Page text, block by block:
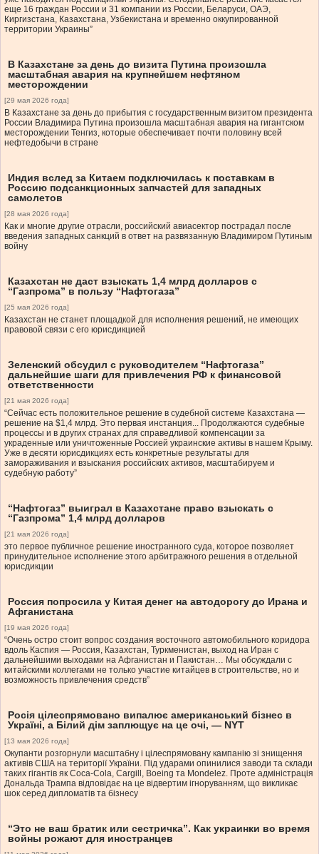
еще 16 граждан России и 31 компании из России, Беларуси, ОАЭ,
Киргизстана, Казахстана, Узбекистана и временно оккупированной
территории Украины”
В Казахстане за день до визита Путина произошла
масштабная авария на крупнейшем нефтяном
месторождении
[29 мая 2026 года]
В Казахстане за день до прибытия с государственным визитом президента
России Владимира Путина произошла масштабная авария на гигантском
месторождении Тенгиз, которые обеспечивает почти половину всей
нефтедобычи в стране
Индия вслед за Китаем подключилась к поставкам в
Россию подсанкционных запчастей для западных
самолетов
[28 мая 2026 года]
Как и многие другие отрасли, российский авиасектор пострадал после
введения западных санкций в ответ на развязанную Владимиром Путиным
войну
Казахстан не даст взыскать 1,4 млрд долларов с
“Газпрома” в пользу “Нафтогаза”
[25 мая 2026 года]
Казахстан не станет площадкой для исполнения решений, не имеющих
правовой связи с его юрисдикцией
Зеленский обсудил с руководителем “Нафтогаза”
дальнейшие шаги для привлечения РФ к финансовой
ответственности
[21 мая 2026 года]
“Сейчас есть положительное решение в судебной системе Казахстана —
решение на $1,4 млрд. Это первая инстанция... Продолжаются судебные
процессы и в других странах для справедливой компенсации за
украденные или уничтоженные Россией украинские активы в нашем Крыму.
Уже в десяти юрисдикциях есть конкретные результаты для
замораживания и взыскания российских активов, масштабируем и
судебную работу”
“Нафтогаз” выиграл в Казахстане право взыскать с
“Газпрома” 1,4 млрд долларов
[21 мая 2026 года]
это первое публичное решение иностранного суда, которое позволяет
принудительное исполнение этого арбитражного решения в отдельной
юрисдикции
Россия попросила у Китая денег на автодорогу до Ирана и
Афганистана
[19 мая 2026 года]
“Очень остро стоит вопрос создания восточного автомобильного коридора
вдоль Каспия — Россия, Казахстан, Туркменистан, выход на Иран с
дальнейшими выходами на Афганистан и Пакистан… Мы обсуждали с
китайскими коллегами не только участие китайцев в строительстве, но и
возможность привлечения средств”
Росія цілеспрямовано випалює американський бізнес в
Україні, а Білий дім заплющує на це очі, — NYT
[13 мая 2026 года]
Окупанти розгорнули масштабну і цілеспрямовану кампанію зі знищення
активів США на території України. Під ударами опинилися заводи та склади
таких гігантів як Coca-Cola, Cargill, Boeing та Mondelez. Проте адміністрація
Дональда Трампа відповідає на це відвертим ігноруванням, що викликає
шок серед дипломатів та бізнесу
“Это не ваш братик или сестричка”. Как украинки во время
войны рожают для иностранцев